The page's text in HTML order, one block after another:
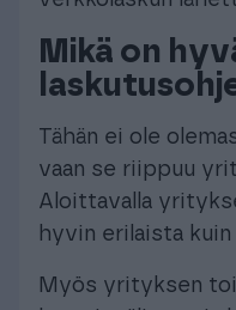
Mikä on
Tähän ei ole
vaan se riippuu
Aloittavalla
hyvin erilaista
Myös yrityksen